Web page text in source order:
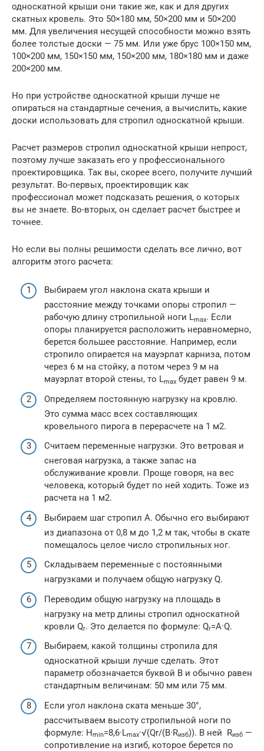
односкатной крыши они такие же, как и для других
скатных кровель. Это 50×180 мм, 50×200 мм и 50×200
мм. Для увеличения несущей способности можно взять
более толстые доски — 75 мм. Или уже брус 100×150 мм,
100×200 мм, 150×150 мм, 150×200 мм, 180×180 мм и даже
200×200 мм.
Но при устройстве односкатной крыши лучше не
опираться на стандартные сечения, а вычислить, какие
доски использовать для стропил односкатной крыши.
Расчет размеров стропил односкатной крыши непрост,
поэтому лучше заказать его у профессионального
проектировщика. Так вы, скорее всего, получите лучший
результат. Во-первых, проектировщик как
профессионал может подсказать решения, о которых
вы не знаете. Во-вторых, он сделает расчет быстрее и
точнее.
Но если вы полны решимости сделать все лично, вот
алгоритм этого расчета:
Выбираем угол наклона ската крыши и
расстояние между точками опоры стропил —
рабочую длину стропильной ноги Lmax. Если
опоры планируется расположить неравномерно,
берется большее расстояние. Например, если
стропило опирается на мауэрлат карниза, потом
через 6 м на стойку, а потом через 9 м на
мауэрлат второй стены, то Lmax будет равен 9 м.
Определяем постоянную нагрузку на кровлю.
Это сумма масс всех составляющих
кровельного пирога в перерасчете на 1 м2.
Считаем переменные нагрузки. Это ветровая и
снеговая нагрузка, а также запас на
обслуживание кровли. Проще говоря, на вес
человека, который будет по ней ходить. Тоже из
расчета на 1 м2.
Выбираем шаг стропил А. Обычно его выбирают
из диапазона от 0,8 м до 1,2 м так, чтобы в скате
помещалось целое число стропильных ног.
Складываем переменные с постоянными
нагрузками и получаем общую нагрузку Q.
Переводим общую нагрузку на площадь в
нагрузку на метр длины стропил односкатной
кровли Qr. Это делается по формуле: Qr=A·Q.
Выбираем, какой толщины стропила для
односкатной крыши лучше сделать. Этот
параметр обозначается буквой B и обычно равен
стандартным величинам: 50 мм или 75 мм.
Если угол наклона ската меньше 30°,
рассчитываем высоту стропильной ноги по
формуле: Hmin=8,6·Lmax·√(Qr/(B·Rизб)). В ней Rизб —
сопротивление на изгиб, которое берется по